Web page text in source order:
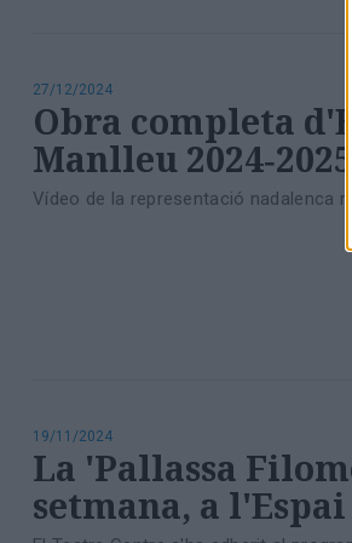
27/12/2024
Obra completa
Manlleu 2024‑2025
Vídeo de la representació nadalenca
19/11/2024
La 'Pallassa
setmana, a